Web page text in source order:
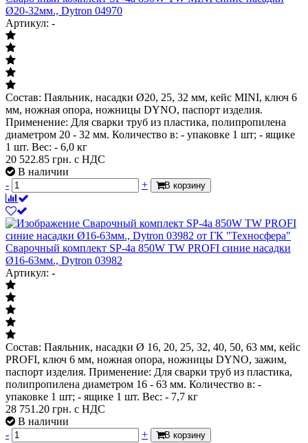
Ø20-32мм., Dytron 04970
Артикул: -
Состав: Паяльник, насадки Ø20, 25, 32 мм, кейс MINI, ключ 6
мм, ножная опора, ножницы DYNO, паспорт изделия.
Применение: Для сварки труб из пластика, полипропилена
диаметром 20 - 32 мм. Количество в: - упаковке 1 шт; - ящике
1 шт. Вес: - 6,0 кг
20 522.85 грн. с НДС
В наличии
-
+ В корзину
Сварочный комплект SP-4a 850W TW PROFI синие насадки
Ø16-63мм., Dytron 03982
Артикул: -
Состав: Паяльник, насадки Ø 16, 20, 25, 32, 40, 50, 63 мм, кейс
PROFI, ключ 6 мм, ножная опора, ножницы DYNO, зажим,
паспорт изделия. Применение: Для сварки труб из пластика,
полипропилена диаметром 16 - 63 мм. Количество в: -
упаковке 1 шт; - ящике 1 шт. Вес: - 7,7 кг
28 751.20 грн. с НДС
В наличии
-
+ В корзину